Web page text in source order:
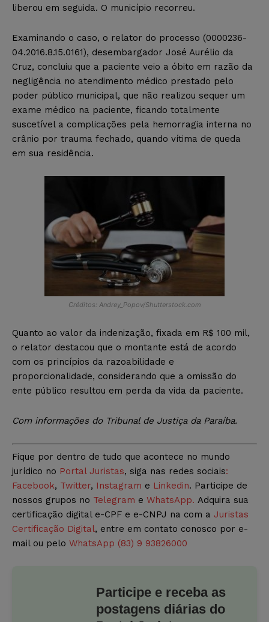
liberou em seguida. O município recorreu.
Examinando o caso, o relator do processo (0000236-
04.2016.8.15.0161), desembargador José Aurélio da
Cruz, concluiu que a paciente veio a óbito em razão da
negligência no atendimento médico prestado pelo
poder público municipal, que não realizou sequer um
exame médico na paciente, ficando totalmente
suscetível a complicações pela hemorragia interna no
crânio por trauma fechado, quando vítima de queda
em sua residência.
Créditos: Andrey_Popov/Shutterstock.com
Quanto ao valor da indenização, fixada em R$ 100 mil,
o relator destacou que o montante está de acordo
com os princípios da razoabilidade e
proporcionalidade, considerando que a omissão do
ente público resultou em perda da vida da paciente.
Com informações do Tribunal de Justiça da Paraíba.
Fique por dentro de tudo que acontece no mundo
jurídico no Portal Juristas, siga nas redes sociais:
Facebook, Twitter, Instagram e Linkedin. Participe de
nossos grupos no Telegram e WhatsApp. Adquira sua
certificação digital e-CPF e e-CNPJ na com a Juristas
Certificação Digital, entre em contato conosco por e-
mail ou pelo WhatsApp (83) 9 93826000
Participe e receba as
postagens diárias do